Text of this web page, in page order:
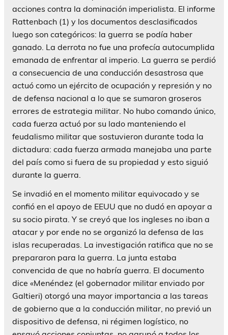
acciones contra la dominación imperialista. El informe
Rattenbach (1) y los documentos desclasificados
luego son categóricos: la guerra se podía haber
ganado. La derrota no fue una profecía autocumplida
emanada de enfrentar al imperio. La guerra se perdió
a consecuencia de una conducción desastrosa que
actuó como un ejército de ocupación y represión y no
de defensa nacional a lo que se sumaron groseros
errores de estrategia militar. No hubo comando único,
cada fuerza actuó por su lado manteniendo el
feudalismo militar que sostuvieron durante toda la
dictadura: cada fuerza armada manejaba una parte
del país como si fuera de su propiedad y esto siguió
durante la guerra.
Se invadió en el momento militar equivocado y se
confió en el apoyo de EEUU que no dudó en apoyar a
su socio pirata. Y se creyó que los ingleses no iban a
atacar y por ende no se organizó la defensa de las
islas recuperadas. La investigación ratifica que no se
prepararon para la guerra. La junta estaba
convencida de que no habría guerra. El documento
dice «Menéndez (el gobernador militar enviado por
Galtieri) otorgó una mayor importancia a las tareas
de gobierno que a la conducción militar, no previó un
dispositivo de defensa, ni régimen logístico, no